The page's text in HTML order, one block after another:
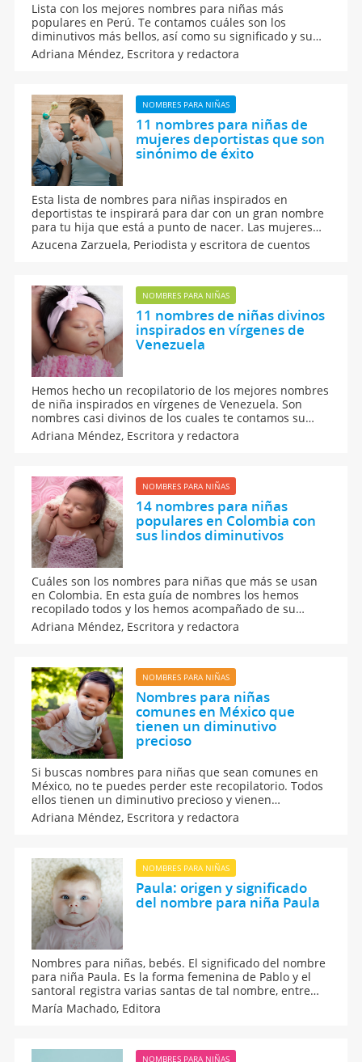
Lista con los mejores nombres para niñas más
populares en Perú. Te contamos cuáles son los
diminutivos más bellos, así como su significado y su
origen. Además, te traemos algunos nombres
quechuas que son típicos en perú y que resultan muy
Adriana Méndez, Escritora y redactora
NOMBRES PARA NIÑAS
11 nombres para niñas de
mujeres deportistas que son
sinónimo de éxito
Esta lista de nombres para niñas inspirados en
deportistas te inspirará para dar con un gran nombre
para tu hija que está a punto de nacer. Las mujeres
deportistas de todo el mundo y sus grandes éxitos, te
ayudan a encontrar los mejores nombres para bebés
Azucena Zarzuela, Periodista y escritora de cuentos
NOMBRES PARA NIÑAS
11 nombres de niñas divinos
inspirados en vírgenes de
Venezuela
Hemos hecho un recopilatorio de los mejores nombres
de niña inspirados en vírgenes de Venezuela. Son
nombres casi divinos de los cuales te contamos su
significado, su origen y el santoral de cada uno de
ellos. No te pierdas esta guía de nombres religiosos
Adriana Méndez, Escritora y redactora
NOMBRES PARA NIÑAS
14 nombres para niñas
populares en Colombia con
sus lindos diminutivos
Cuáles son los nombres para niñas que más se usan
en Colombia. En esta guía de nombres los hemos
recopilado todos y los hemos acompañado de su
significado, su origen y su diminutivo más frecuente.
No te pierdas estos bonitos nombres para todas las
Adriana Méndez, Escritora y redactora
NOMBRES PARA NIÑAS
Nombres para niñas
comunes en México que
tienen un diminutivo
precioso
Si buscas nombres para niñas que sean comunes en
México, no te puedes perder este recopilatorio. Todos
ellos tienen un diminutivo precioso y vienen
acompañados del significado y origen. Estos son
algunos de los nombres mexicanos más populares
Adriana Méndez, Escritora y redactora
NOMBRES PARA NIÑAS
Paula: origen y significado
del nombre para niña Paula
Nombres para niñas, bebés. El significado del nombre
para niña Paula. Es la forma femenina de Pablo y el
santoral registra varias santas de tal nombre, entre
ellas santa Paula, virgen y mártir en Málaga, y santa
Paula, virgen natural de Ávila en el siglo IV. En los
María Machado, Editora
NOMBRES PARA NIÑAS